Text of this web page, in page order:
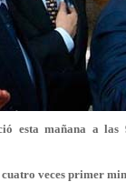
esta mañana a las
veces primer